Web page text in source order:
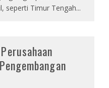
seperti Timur Tengah...